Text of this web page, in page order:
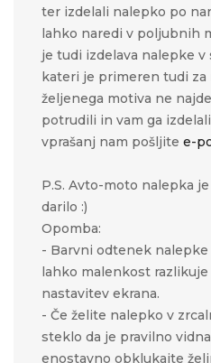
ter izdelali nalepko po
lahko naredi v poljubnih
je tudi izdelava nalepke
kateri je primeren tudi za
željenega motiva ne
potrudili in vam ga
vprašanj nam pošljite e-
P.S. Avto-moto nalepka
darilo :)
Opomba:
- Barvni odtenek nalepke
lahko malenkost razlikuje
nastavitev ekrana.
- Če želite nalepko v
steklo da je pravilno
enostavno obklukajte